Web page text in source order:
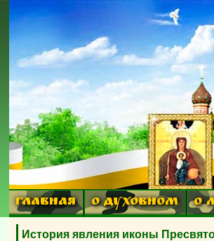
ГЛАВНАЯ О ДУХОВНОМ О
История явления иконы